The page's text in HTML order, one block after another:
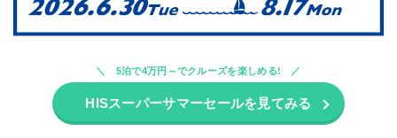
5泊で4万円～でクルーズを楽しめる!
HISスーパーサマーセールを見てみる